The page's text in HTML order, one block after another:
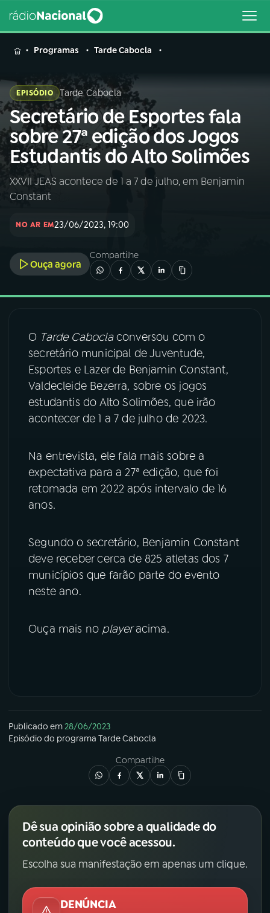
MENU
Buscar
na
Rádio
Nacional
Buscar
AO VIVO
INÍCIO
A RÁDIO
03PROGRAMAÇÃO
04PROGRAMAS
PODCASTS
06VIDEOCASTS
07ÚLTIMAS
ACOMPANHE A RÁDIO NACIONAL
YouTube Facebook
Instagram
TikTok
Programas Tarde Cabocla
EPISÓDIO Tarde Cabocla
Secretário de Esportes fala
sobre 27ª edição dos Jogos
Estudantis do Alto Solimões
XXVII JEAS acontece de 1 a 7 de julho, em Benjamin
Constant
NO AR EM23/06/2023, 19:00
Ouça agora
Compartilhe
O Tarde Caboclaconversou com o
secretário municipal de Juventude,
Esportes e Lazer de Benjamin Constant,
Valdecleide Bezerra, sobre os jogos
estudantis do Alto Solimões, que irão
acontecer de 1 a 7 de julho de 2023.
Na entrevista, ele fala mais sobre a
expectativa para a 27ª edição, que foi
retomada em 2022 após intervalo de 16
anos.
Segundo o secretário, Benjamin Constant
deve receber cerca de 825 atletas dos 7
municípios que farão parte do evento
neste ano.
Ouça mais no playeracima.
Publicado em28/06/2023
Episódio do programa Tarde Cabocla
Compartilhe
Dê sua opinião sobre a qualidade do
conteúdo que você acessou.
Escolha sua manifestação em apenas um clique.
DENÚNCIA